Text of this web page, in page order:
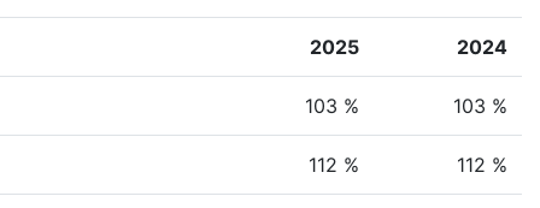
2025 2024
103 % 103 %
112 % 112 %